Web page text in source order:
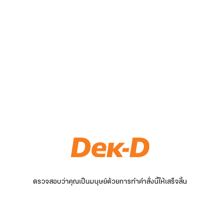
ตรวจสอบว่าคุณเป็นมนุษย์ด้วยการทำคำสั่งนี้ให้เสร็จสิ้น